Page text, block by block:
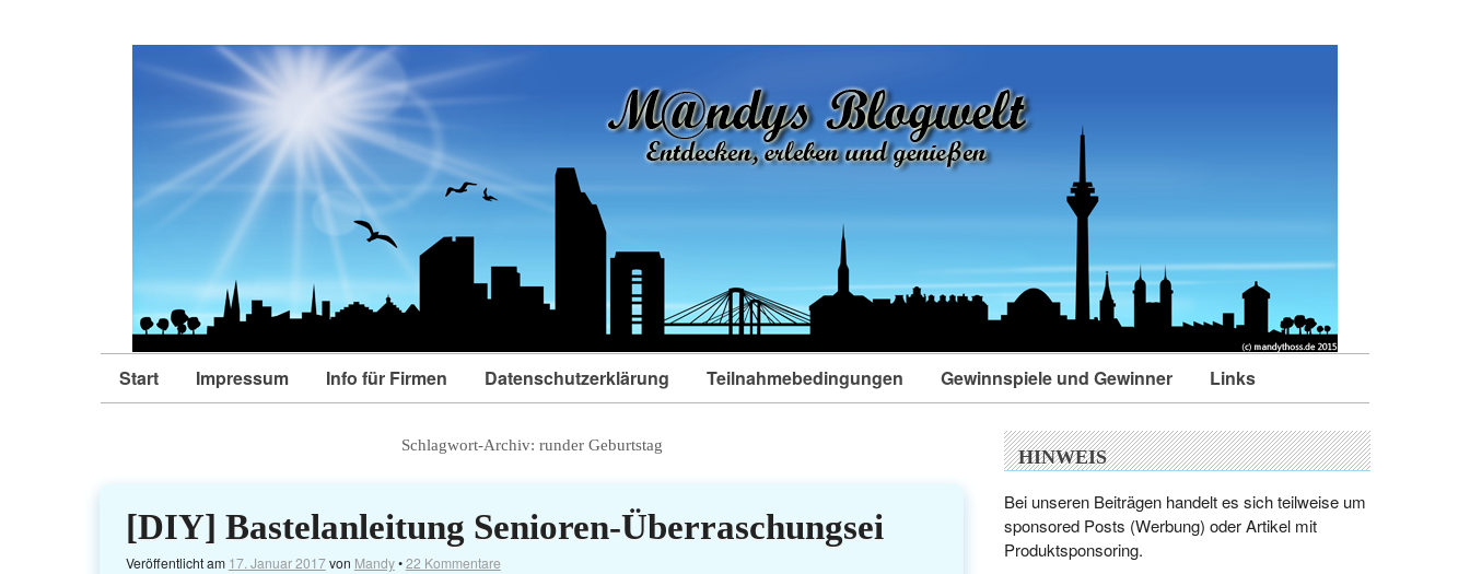
Start Impressum Info für Firmen Datenschutzerklärung Teilnahmebedingungen Gewinnspiele und Gewinner Links
Schlagwort-Archiv: runder Geburtstag
[DIY] Bastelanleitung Senioren-Überraschungsei
Veröffentlicht am 17. Januar 2017von Mandy•22 Kommentare
HINWEIS
Bei unseren Beiträgen handelt es sich teilweise um
sponsored Posts (Werbung) oder Artikel mit
Produktsponsoring.